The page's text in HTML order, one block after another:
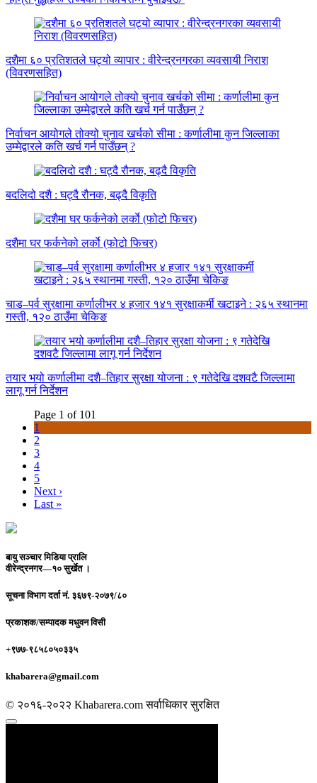
दशैमा ६० प्रतिशतले घट्यो व्यापार : वीरेन्द्रनगरका व्यवसायी निराश
(विवरणसहित)
निर्वाचन आयोगले तोक्यो चुनाव खर्चको सीमा : कर्णालीमा कुन जिल्लाका
उम्मेद्वारले कति खर्च गर्न पाउँछन् ?
बदलिदो दशै : घट्दै रौनक, बढ्दै विकृति
दशैमा घर फर्कनेको लर्काे (फोटो फिचर)
चाड–पर्व सुरक्षामा कर्णालीभर ४ हजार १४१ सुरक्षाकर्मी खटाइने : २६५ स्थानमा
गस्ती, १२० ठाउँमा चेकिङ
तयार भयो कर्णालीमा दशै–तिहार सुरक्षा योजना : ९ गतेदेखि दशवटै जिल्लामा
लागू गर्न निर्देशन
Page 1 of 101
1
2
3
4
5
Next ›
Last »
बायु सञ्चार मिडिया प्रालि
वीरेन्द्रनगर—१० सुर्खेत ।
सूचना विभाग दर्ता नं. ३६७९-२०७९/८०
प्रकाशक/सम्पादकमधुवन विसी
+९७७-९८५८०५०३३५
khabarera@gmail.com
© २०१६-२०२२ Khabarera.com सर्वाधिकार सुरक्षित